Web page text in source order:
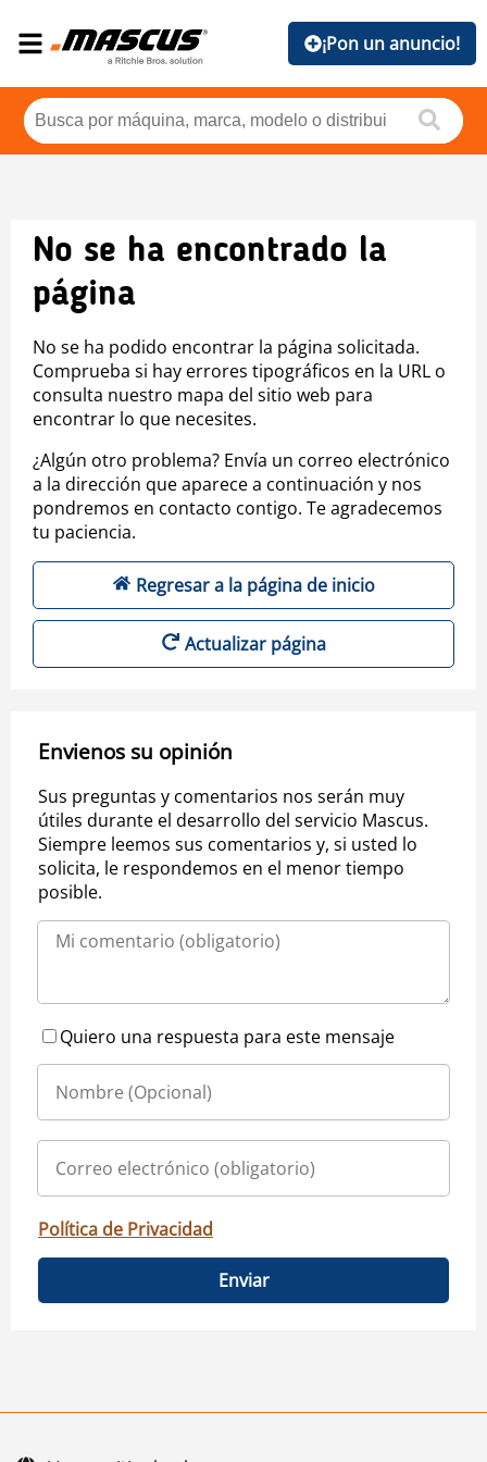
¡Pon un anuncio!
No se ha encontrado la
página
No se ha podido encontrar la página solicitada.
Comprueba si hay errores tipográficos en la URL o
consulta nuestro mapa del sitio web para
encontrar lo que necesites.
¿Algún otro problema? Envía un correo electrónico
a la dirección que aparece a continuación y nos
pondremos en contacto contigo. Te agradecemos
tu paciencia.
Regresar a la página de inicio
Actualizar página
Envienos su opinión
Sus preguntas y comentarios nos serán muy
útiles durante el desarrollo del servicio Mascus.
Siempre leemos sus comentarios y, si usted lo
solicita, le respondemos en el menor tiempo
posible.
Quiero una respuesta para este mensaje
Política de Privacidad
Enviar